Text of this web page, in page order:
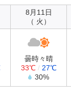
8月11日
（ 火）
曇時々晴
33℃/ 27℃
30%